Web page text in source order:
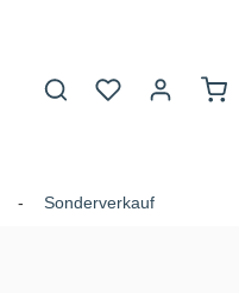
Du hast 0
Sonderverkauf